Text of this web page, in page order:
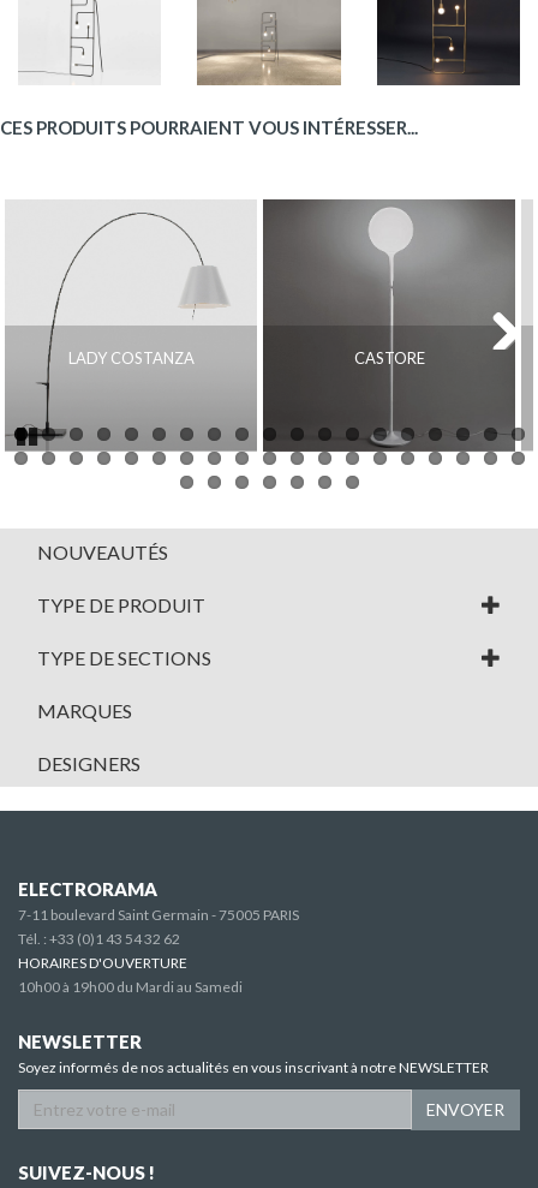
CES PRODUITS POURRAIENT VOUS INTÉRESSER...
LADY COSTANZA CASTORE
Pause
NOUVEAUTÉS
TYPE DE PRODUIT
TYPE DE SECTIONS
MARQUES
DESIGNERS
ELECTRORAMA
7-11 boulevard Saint Germain - 75005 PARIS
Tél. : +33 (0)1 43 54 32 62
HORAIRES D'OUVERTURE
10h00 à 19h00 du Mardi au Samedi
NEWSLETTER
Soyez informés de nos actualités en vous inscrivant à notre NEWSLETTER
ENVOYER
SUIVEZ-NOUS !